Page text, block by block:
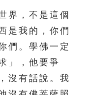
，不是這個
是我的，你們
們。學佛一定
」，他要爭
沒有話說。我